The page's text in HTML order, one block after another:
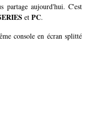
partage aujourd'hui. C'est
et PC.
console en écran splitté